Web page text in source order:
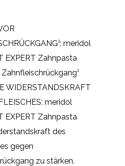
meridol
EXPERT Zahnpasta
WIDERSTANDSKRAFT
meridol
EXPERT Zahnpasta
des
gegen
zu stärken.